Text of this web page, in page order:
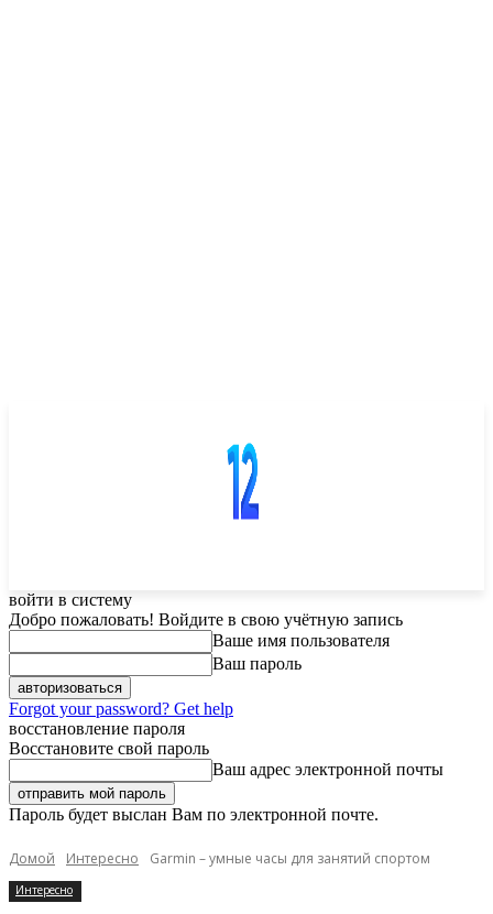
войти в систему
Добро пожаловать! Войдите в свою учётную запись
Ваше имя пользователя
Ваш пароль
Forgot your password? Get help
восстановление пароля
Восстановите свой пароль
Ваш адрес электронной почты
Пароль будет выслан Вам по электронной почте.
Домой Интересно Garmin – умные часы для занятий спортом
Интересно